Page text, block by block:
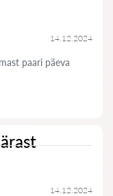
14.12.2024
paari päeva
14.12.2024